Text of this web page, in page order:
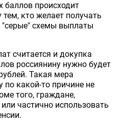
баллов происходит
кто желает получать
"серые" схемы выплаты
считается и докупка
россиянину нужно будет
Такая мера
по какой-то причине не
того, граждане,
частично использовать